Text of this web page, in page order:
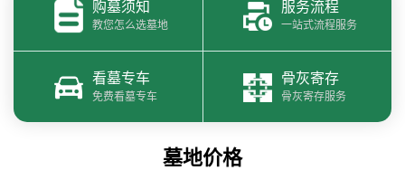
购墓须知
教您怎么选墓地
服务流程
一站式流程服务
看墓专车
免费看墓专车
骨灰寄存
骨灰寄存服务
墓地价格